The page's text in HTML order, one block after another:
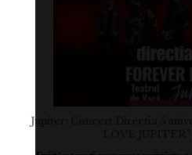
Jupiter: Concert Directia 5